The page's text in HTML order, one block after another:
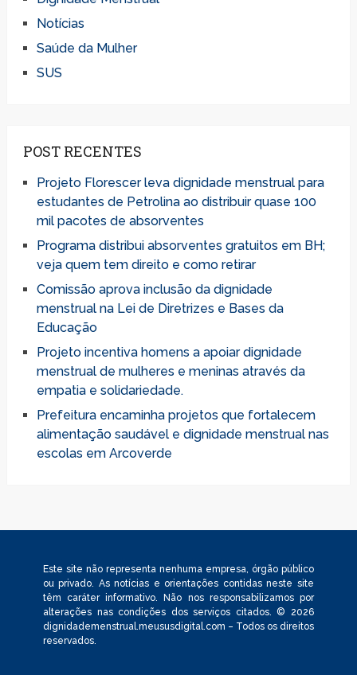
Notícias
Saúde da Mulher
SUS
POST RECENTES
Projeto Florescer leva dignidade menstrual para
estudantes de Petrolina ao distribuir quase 100
mil pacotes de absorventes
Programa distribui absorventes gratuitos em BH;
veja quem tem direito e como retirar
Comissão aprova inclusão da dignidade
menstrual na Lei de Diretrizes e Bases da
Educação
Projeto incentiva homens a apoiar dignidade
menstrual de mulheres e meninas através da
empatia e solidariedade.
Prefeitura encaminha projetos que fortalecem
alimentação saudável e dignidade menstrual nas
escolas em Arcoverde
Este site não representa nenhuma empresa, órgão público
ou privado. As notícias e orientações contidas neste site
têm caráter informativo. Não nos responsabilizamos por
alterações nas condições dos serviços citados. © 2026
dignidademenstrual.meususdigital.com – Todos os direitos
reservados.